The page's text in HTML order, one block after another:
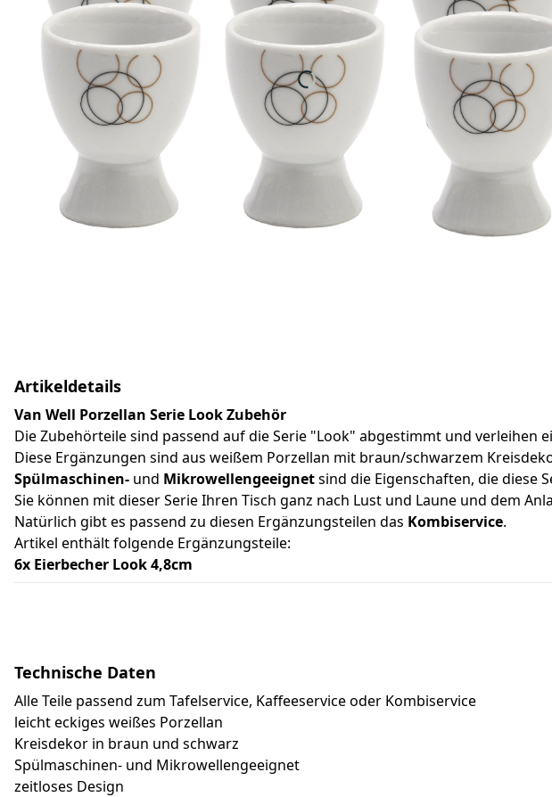
Artikeldetails
Van Well Porzellan Serie Look Zubehör
Die Zubehörteile sind passend auf die Serie "Look" abgestimmt und verleihen
Diese Ergänzungen sind aus weißem Porzellan mit braun/schwarzem
Spülmaschinen- und Mikrowellengeeignetsind die Eigenschaften, die diese
Sie können mit dieser Serie Ihren Tisch ganz nach Lust und Laune und dem
Natürlich gibt es passend zu diesen Ergänzungsteilen das Kombiservice.
Artikel enthält folgende Ergänzungsteile:
6x Eierbecher Look 4,8cm
Technische Daten
Alle Teile passend zum Tafelservice, Kaffeeservice oder Kombiservice
leicht eckiges weißes Porzellan
Kreisdekor in braun und schwarz
Spülmaschinen- und Mikrowellengeeignet
zeitloses Design